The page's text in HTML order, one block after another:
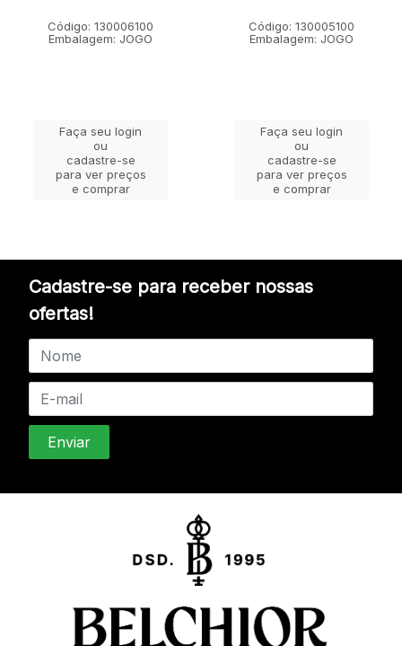
Código: 130006100
Embalagem: JOGO
Faça seu login
ou
cadastre-se
para ver preços
e comprar
Código: 130005100
Embalagem: JOGO
Faça seu login
ou
cadastre-se
para ver preços
e comprar
Cadastre-se para receber nossas
ofertas!